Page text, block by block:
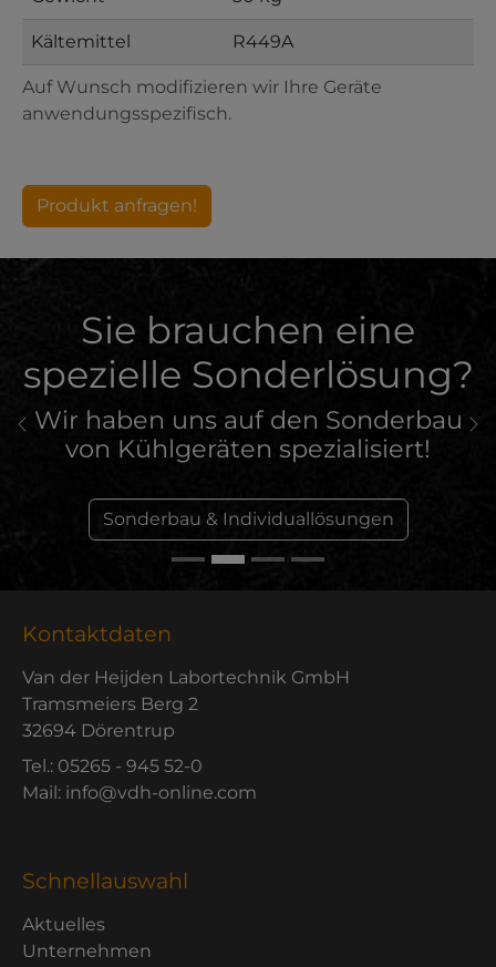
Auf Wunsch modifizieren wir Ihre Geräte
anwendungsspezifisch.
Kältemittel R449A
Produkt anfragen!
Sie brauchen eine
spezielle Sonderlösung?
Wir haben uns auf den Sonderbau
von Kühlgeräten spezialisiert!
Sonderbau & Individuallösungen
Previous
Kontaktdaten
Van der Heijden Labortechnik GmbH
Tramsmeiers Berg 2
32694 Dörentrup
Tel.: 05265 - 945 52-0
Mail: info@vdh-online.com
Schnellauswahl
Aktuelles
Unternehmen